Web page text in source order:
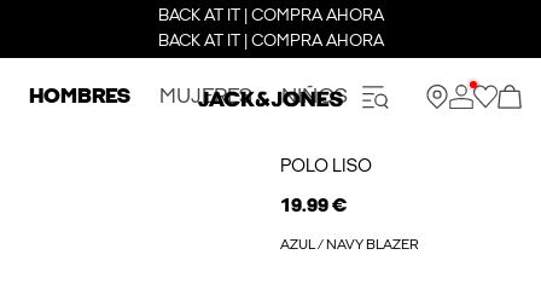
BACK AT IT | COMPRA AHORA
BACK AT IT | COMPRA AHORA
HOMBRES MUJERES NIÑOS
POLO LISO
19.99 €
AZUL / NAVY BLAZER